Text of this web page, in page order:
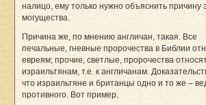
налицо, ему только нужно объяснить причину
могущества.
Причина же, по мнению англичан, такая. Все
печальные, гневные пророчества в Библии
евреям; прочие, светлые, пророчества
израильтянам, т.е. к англичанам.
что израильтяне и британцы одно и то же –
противного. Вот пример.